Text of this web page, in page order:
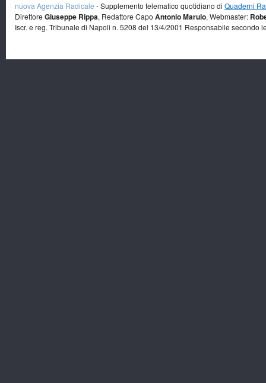
nuova Agenzia Radicale - Supplemento telematico quotidiano di Quaderni
Direttore Giuseppe Rippa, Redattore Capo Antonio Marulo, Webmaster:
Iscr. e reg. Tribunale di Napoli n. 5208 del 13/4/2001 Responsabile secondo